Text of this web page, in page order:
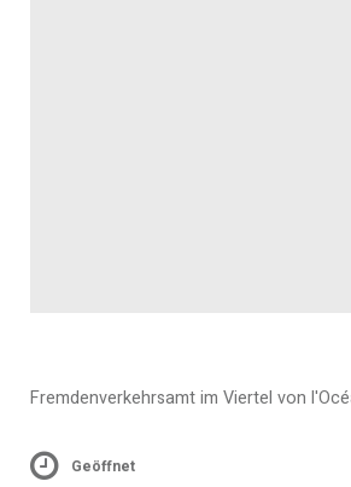
Fremdenverkehrsamt im Viertel von
Geöffnet